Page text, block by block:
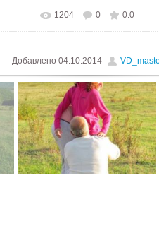
В реальном размере 576x768
1204 0 0.0
Добавлено 04.10.2014